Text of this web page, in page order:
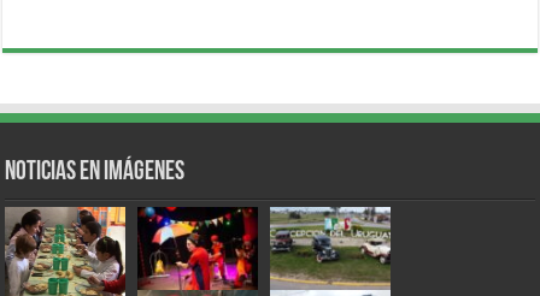
Noticias en Imágenes